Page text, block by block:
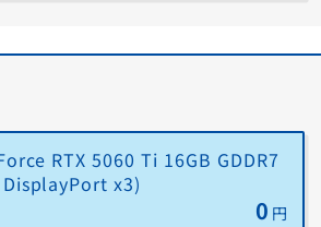
RTX 5060 Ti 16GB GDDR7
x3)
0 円